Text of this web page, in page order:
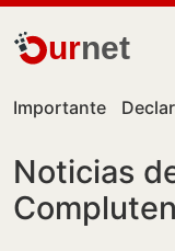
urnet
Importante
Noticias